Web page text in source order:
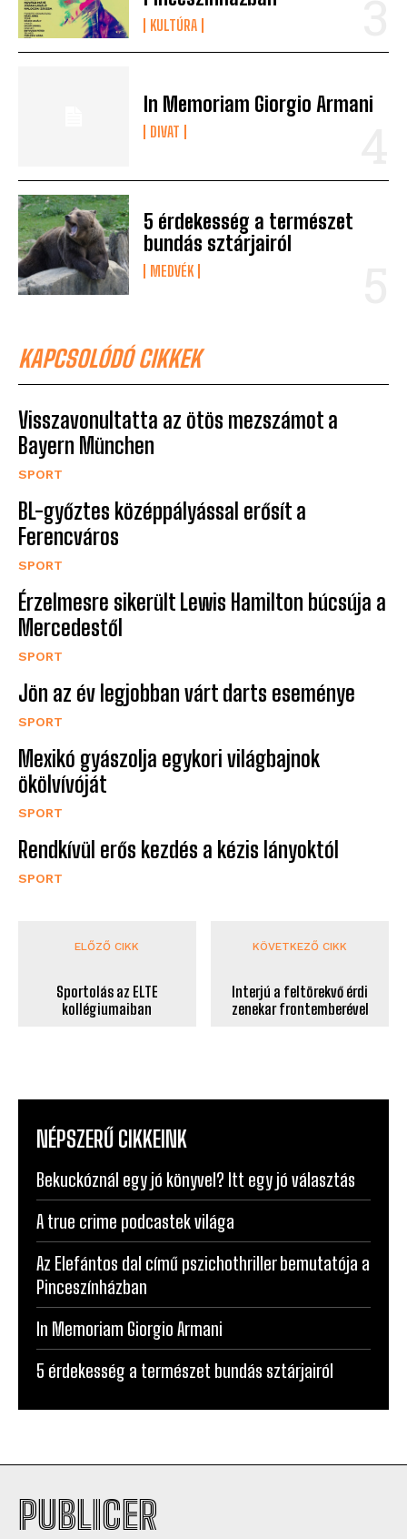
KULTÚRA
In Memoriam Giorgio Armani
DIVAT
5 érdekesség a természet
bundás sztárjairól
MEDVÉK
KAPCSOLÓDÓ CIKKEK
Visszavonultatta az ötös mezszámot a
Bayern München
SPORT
BL-győztes középpályással erősít a
Ferencváros
SPORT
Érzelmesre sikerült Lewis Hamilton búcsúja a
Mercedestől
SPORT
Jön az év legjobban várt darts eseménye
SPORT
Mexikó gyászolja egykori világbajnok
ökölvívóját
SPORT
Rendkívül erős kezdés a kézis lányoktól
SPORT
ELŐZŐ CIKK
Sportolás az ELTE
kollégiumaiban
KÖVETKEZŐ CIKK
Interjú a feltörekvő érdi
zenekar frontemberével
NÉPSZERŰ CIKKEINK
Bekuckóznál egy jó könyvel? Itt egy jó választás
A true crime podcastek világa
Az Elefántos dal című pszichothriller bemutatója a
Pinceszínházban
In Memoriam Giorgio Armani
5 érdekesség a természet bundás sztárjairól
PUBLICER